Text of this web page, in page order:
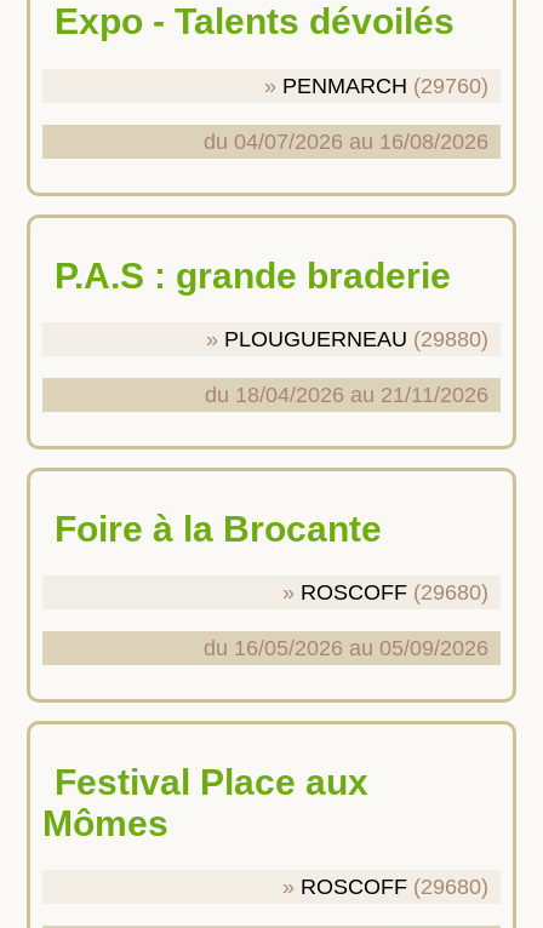
Expo - Talents dévoilés
PENMARCH (29760)
du 04/07/2026 au 16/08/2026
P.A.S : grande braderie
PLOUGUERNEAU (29880)
du 18/04/2026 au 21/11/2026
Foire à la Brocante
ROSCOFF (29680)
du 16/05/2026 au 05/09/2026
Festival Place aux
Mômes
ROSCOFF (29680)